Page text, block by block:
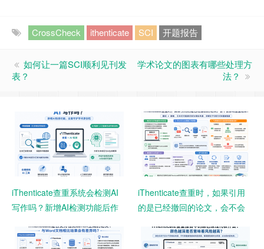
CrossCheck ithenticate SCI 开题报告
如何让一篇SCI顺利见刊发
表？
学术论文的图表有哪些处理方
法？
iThenticate查重系统会检测AI
写作吗？新增AI检测功能后作
iThenticate查重时，如果引用
的是已经撤回的论文，会不会